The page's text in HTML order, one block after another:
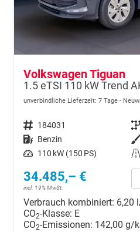
Volkswagen Tiguan
unverbindliche Lieferzeit: 7 Tage
Fahrzeugnr. 184031 Getriebe
Kraftstoff Benzin Außenfarbe
Leistung 110 kW (150 PS) Kilometerstand
34.485,– €
incl. 19% MwSt.
Verbrauch kombiniert: 6,20
CO2-Klasse: E
CO2-Emissionen: 142,00 g/